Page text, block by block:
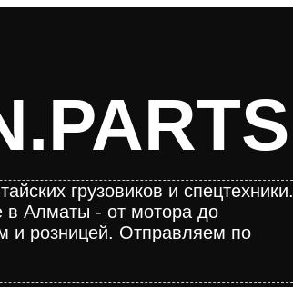
грузовиков и спецтехники.
в Алматы - от мотора до
и розницей. Отправляем по